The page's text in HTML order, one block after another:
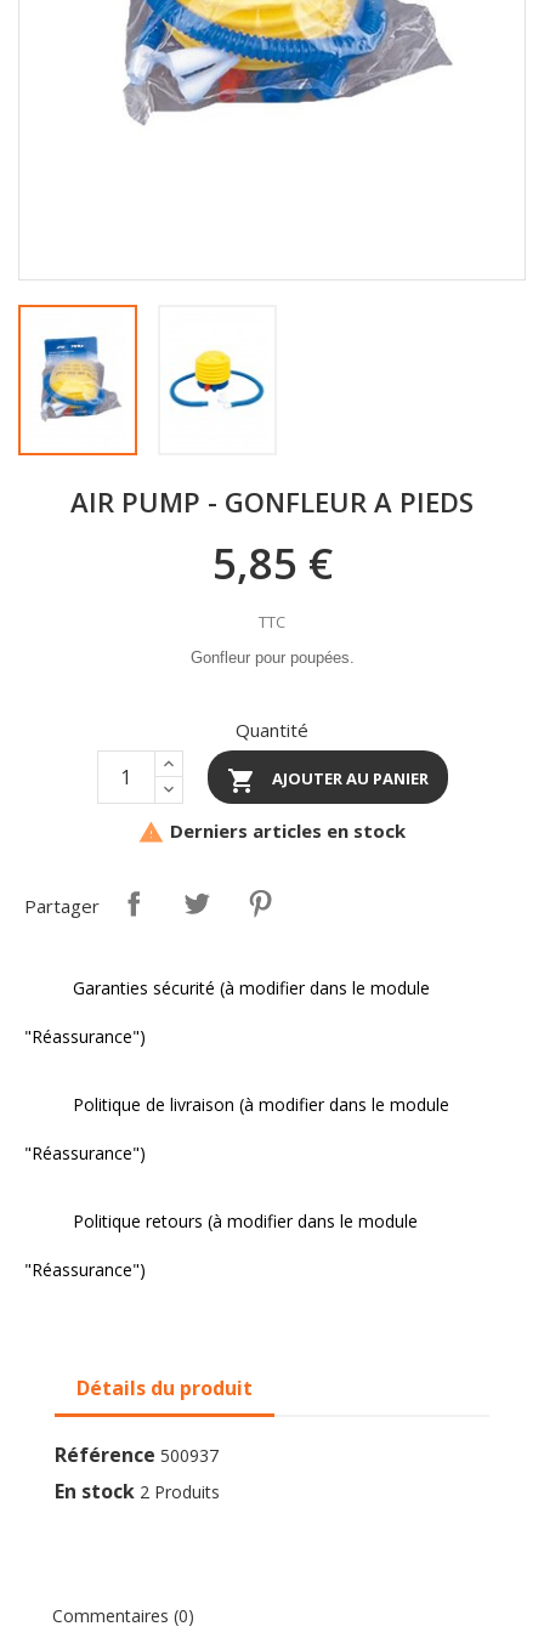
AIR PUMP - GONFLEUR A PIEDS
5,85 €
TTC
Gonfleur pour poupées.
Quantité
 AJOUTER AU PANIER
 Derniers articles en stock
Partager
Garanties sécurité (à modifier dans le module
"Réassurance")
Politique de livraison (à modifier dans le module
"Réassurance")
Politique retours (à modifier dans le module
"Réassurance")
Détails du produit
Référence 500937
En stock 2 Produits
Commentaires (0)